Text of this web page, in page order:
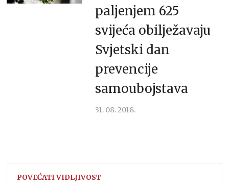
paljenjem 625
svijeća obilježavaju
Svjetski dan
prevencije
samoubojstava
31. 08. 2018.
POVEĆATI VIDLJIVOST